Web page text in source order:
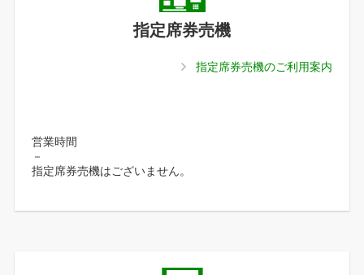
指定席券売機
指定席券売機のご利用案内
営業時間
－
指定席券売機はございません。